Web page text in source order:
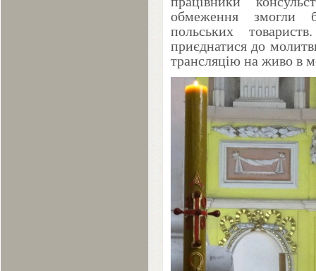
обмеження змогли
польських
приєднатися до
трансляцію на живо в